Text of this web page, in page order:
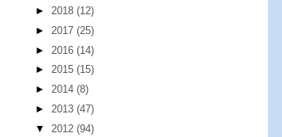
► 2018 (12)
► 2017 (25)
► 2016 (14)
► 2015 (15)
► 2014 (8)
► 2013 (47)
▼ 2012 (94)